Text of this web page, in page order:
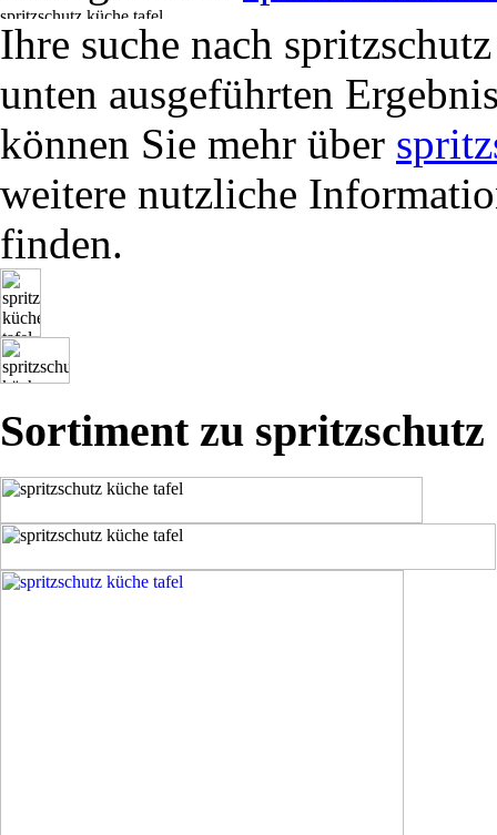
Ihre suche nach
unten ausgeführten
können Sie mehr über
weitere nutzliche
finden.
Sortiment zu